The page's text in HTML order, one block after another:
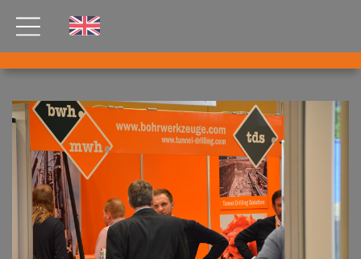
PRODUKTE
.RIGHT®
TEAM JOBS
GDS